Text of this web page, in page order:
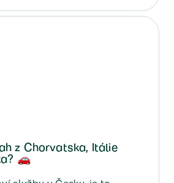
z Chorvatska, Itálie
🚗